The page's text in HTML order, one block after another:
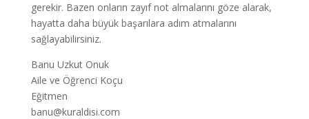
gerekir. Bazen onların zayıf not almalarını göze alarak,
hayatta daha büyük başarılara adım atmalarını
sağlayabilirsiniz.
Banu Uzkut Onuk
Aile ve Öğrenci Koçu
Eğitmen
banu@kuraldisi.com